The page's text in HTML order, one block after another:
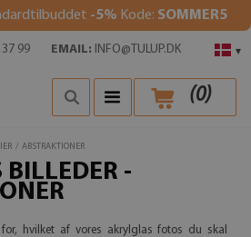
-5% Kode: SOMMER5
▾
99 EMAIL: INFO@TULUP.DK
(0)
/ ABSTRAKTIONER
BILLEDER -
hvilket af vores akrylglas fotos du skal